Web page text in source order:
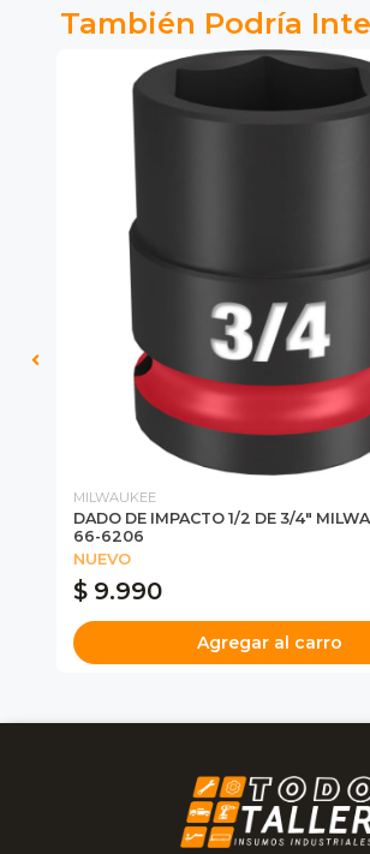
También Podría
MILWAUKEE
DADO DE IMPACTO 1/2 DE 3/4"
66-6206
NUEVO
$ 9.990
Agregar al carro